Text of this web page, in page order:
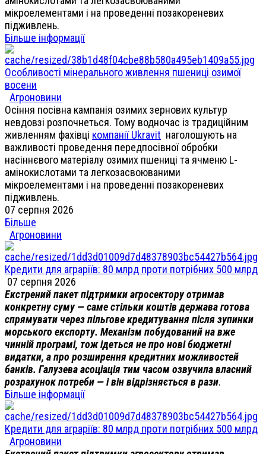
мікроелементами і на проведенні позакореневих
підживлень.
Більше інформації
Особливості мінерального живлення пшениці озимої
восени
Агроновини
Осіння посівна кампанія озимих зернових культур
невдовзі розпочнеться. Тому водночас із традиційним
живленням фахівці компанії Ukravit наголошують на
важливості проведення передпосівної обробки
насіннєвого матеріалу озимих пшениці та ячменю L-
амінокислотами та легкозасвоюваними
мікроелементами і на проведенні позакореневих
підживлень.
07 серпня 2026
Більше
Агроновини
Кредити для аграріїв: 80 млрд проти потрібних 500 млрд
07 серпня 2026
Екстрений пакет підтримки агросектору отримав
конкретну суму — саме стільки коштів держава готова
спрямувати через пільгове кредитування після зупинки
морського експорту. Механізм побудований на вже
чинній програмі, тож ідеться не про нові бюджетні
видатки, а про розширення кредитних можливостей
банків. Галузева асоціація тим часом озвучила власний
розрахунок потреби — і він відрізняється в рази.
Більше інформації
Кредити для аграріїв: 80 млрд проти потрібних 500 млрд
Агроновини